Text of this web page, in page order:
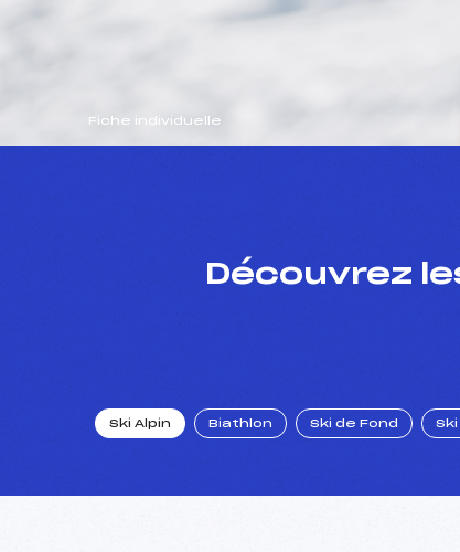
Fiche individuelle
Découvrez
Ski Alpin Biathlon Ski de Fond